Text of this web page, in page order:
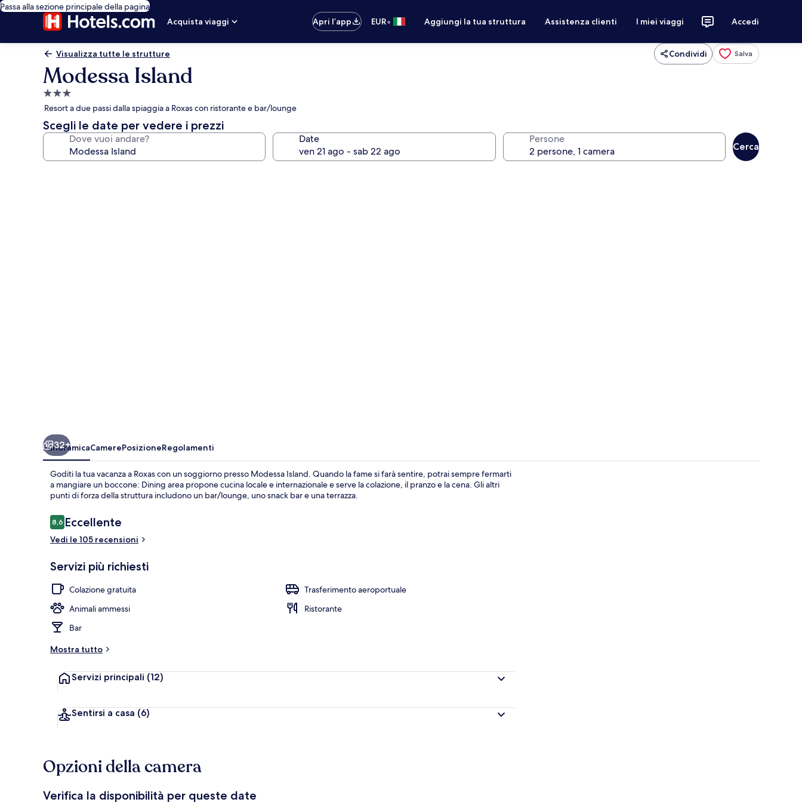
Passa alla sezione principale della pagina
Acquista viaggi
Apri l’app EUR• Aggiungi la tua struttura Assistenza clienti I miei viaggi Accedi
Visualizza tutte le strutture Condividi Salva
Modessa Island
Struttura
a
3.0
stelle
Resort a due passi dalla spiaggia a Roxas con ristorante e bar/lounge
Scegli le date per vedere i prezzi
Dove vuoi andare? Date Persone
Cerca
32+
PanoramicaCamerePosizioneRegolamenti
Goditi la tua vacanza a Roxas con un soggiorno presso Modessa Island. Quando la fame si farà sentire, potrai sempre fermarti
a mangiare un boccone: Dining area propone cucina locale e internazionale e serve la colazione, il pranzo e la cena. Gli altri
punti di forza della struttura includono un bar/lounge, uno snack bar e una terrazza.
Recensioni
8,68,6 su 10
Eccellente
Vedi le 105 recensioni
Servizi più richiesti
Colazione gratuita
Trasferimento aeroportuale
Animali ammessi
Ristorante
Bar
Mostra tutto
Servizi principali (12)
Sentirsi a casa (6)
Opzioni della camera
Verifica la disponibilità per queste date